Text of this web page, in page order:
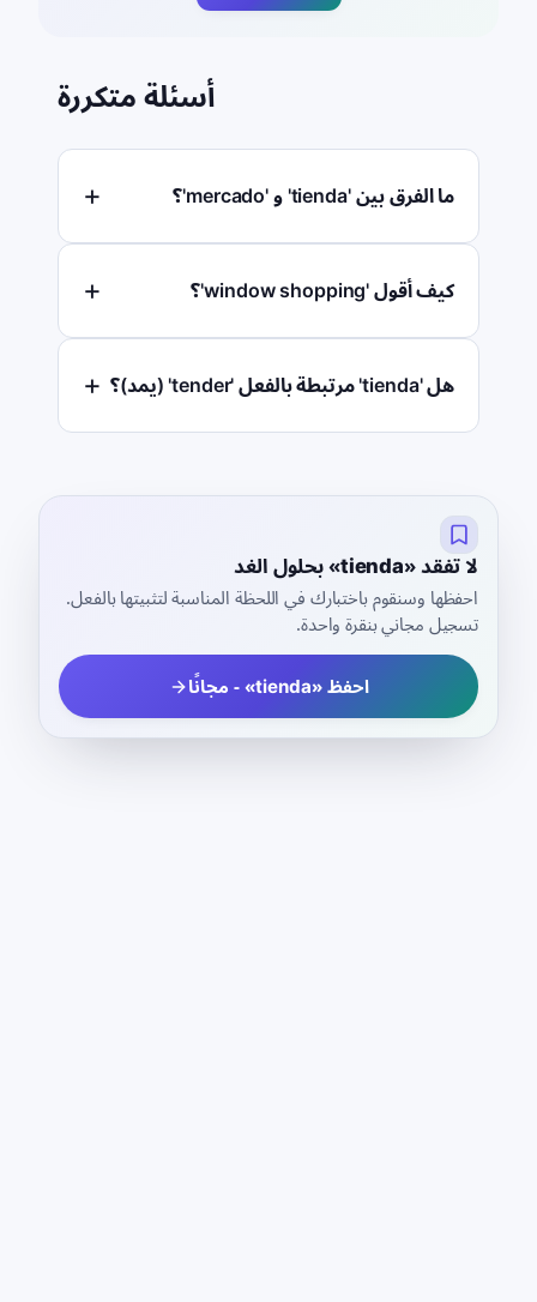
أسئلة متكررة
ما الفرق بين 'tienda' و 'mercado'؟
كيف أقول 'window shopping'؟
هل 'tienda' مرتبطة بالفعل 'tender' (يمد)؟
لا تفقد «tienda» بحلول الغد
احفظها وسنقوم باختبارك في اللحظة المناسبة لتثبيتها بالفعل.
تسجيل مجاني بنقرة واحدة.
احفظ «tienda» - مجانًا